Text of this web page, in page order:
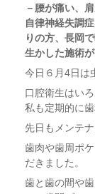
－腰が痛い、
自律神経失調
りの方、長岡
生かした施術
今日６月4日は
口腔衛生はい
私も定期的に
先日もメンテ
歯肉や歯周ポ
だきました。
歯と歯の間や